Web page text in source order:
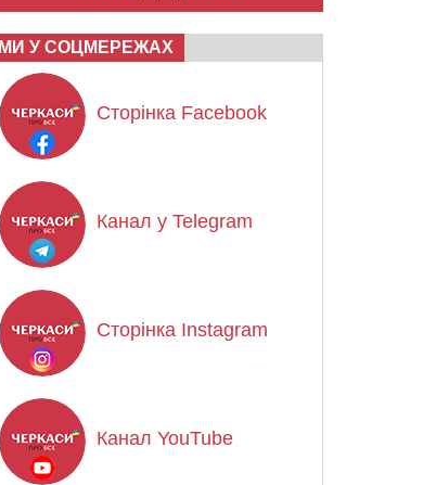
МИ У СОЦМЕРЕЖАХ
Сторінка Facebook
Канал у Telegram
Сторінка Instagram
Канал YouTube